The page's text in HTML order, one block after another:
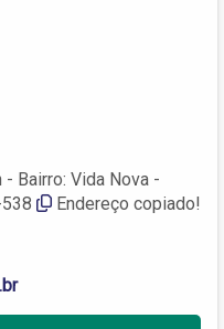
Bairro: Vida Nova -
Endereço copiado!